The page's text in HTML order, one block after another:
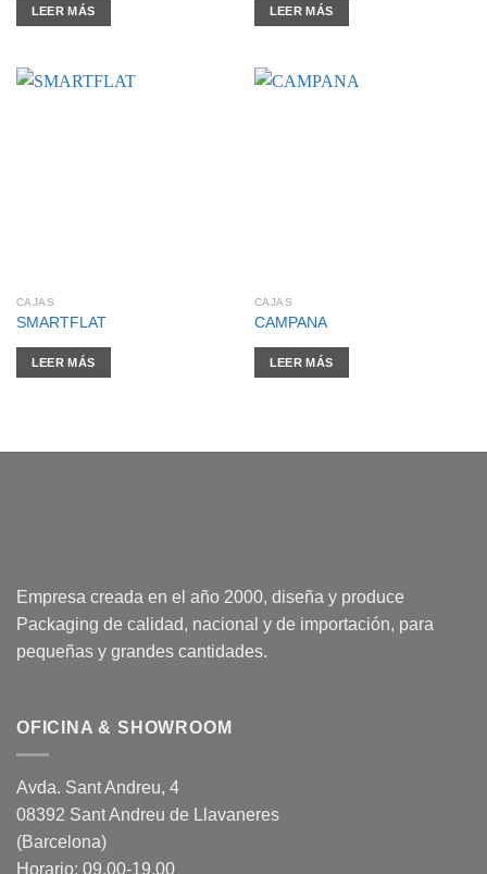
LEER MÁS LEER MÁS
CAJAS
SMARTFLAT
LEER MÁS
CAJAS
CAMPANA
LEER MÁS
Empresa creada en el año 2000, diseña y produce
Packaging de calidad, nacional y de importación, para
pequeñas y grandes cantidades.
OFICINA & SHOWROOM
Avda. Sant Andreu, 4
08392 Sant Andreu de Llavaneres
(Barcelona)
Horario: 09.00-19.00